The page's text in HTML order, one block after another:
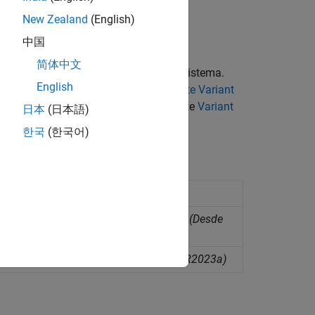
las variantes en el modelo.
todos los valores posibles de un sistema.
modelo como se describe en
Activate Variant
Para obtener más información, consulte Variant
(Desde
(Desde R2023a)
New Zealand (English)
中国
简体中文
English
日本 (日本語)
한국 (한국어)